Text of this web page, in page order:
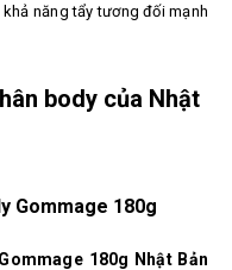
năng tẩy tương đối mạnh
body của Nhật
Gommage 180g
180g Nhật Bản